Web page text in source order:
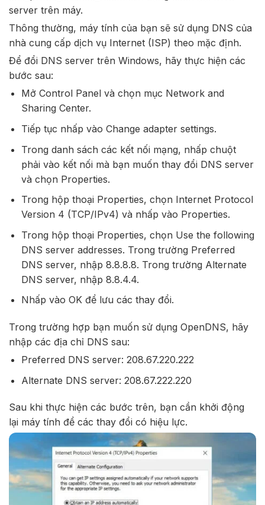
server trên máy.
Thông thường, máy tính của bạn sẽ sử dụng DNS của
nhà cung cấp dịch vụ Internet (ISP) theo mặc định.
Để đổi DNS server trên Windows, hãy thực hiện các
bước sau:
Mở Control Panel và chọn mục Network and
Sharing Center.
Tiếp tục nhấp vào Change adapter settings.
Trong danh sách các kết nối mạng, nhấp chuột
phải vào kết nối mà bạn muốn thay đổi DNS server
và chọn Properties.
Trong hộp thoại Properties, chọn Internet Protocol
Version 4 (TCP/IPv4) và nhấp vào Properties.
Trong hộp thoại Properties, chọn Use the following
DNS server addresses. Trong trường Preferred
DNS server, nhập 8.8.8.8. Trong trường Alternate
DNS server, nhập 8.8.4.4.
Nhấp vào OK để lưu các thay đổi.
Trong trường hợp bạn muốn sử dụng OpenDNS, hãy
nhập các địa chỉ DNS sau:
Preferred DNS server: 208.67.220.222
Alternate DNS server: 208.67.222.220
Sau khi thực hiện các bước trên, bạn cần khởi động
lại máy tính để các thay đổi có hiệu lực.